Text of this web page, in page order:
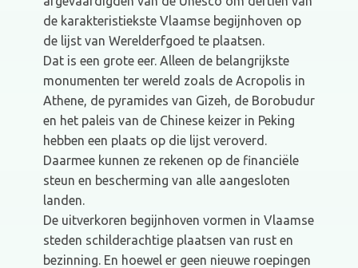
de karakteristiekste Vlaamse begijnhoven op
de lijst van Werelderfgoed te plaatsen.
Dat is een grote eer. Alleen de belangrijkste
monumenten ter wereld zoals de Acropolis in
Athene, de pyramides van Gizeh, de Borobudur
en het paleis van de Chinese keizer in Peking
hebben een plaats op die lijst veroverd.
Daarmee kunnen ze rekenen op de financiële
steun en bescherming van alle aangesloten
landen.
De uitverkoren begijnhoven vormen in Vlaamse
steden schilderachtige plaatsen van rust en
bezinning. En hoewel er geen nieuwe roepingen